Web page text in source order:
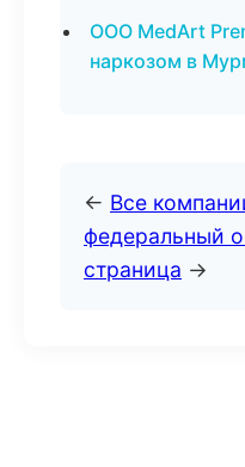
ООО MedArt
наркозом в
← Все
федеральный
страница →